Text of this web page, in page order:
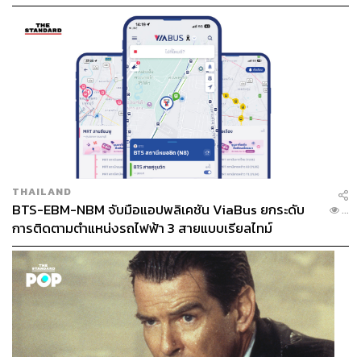
เฟส 2 มีเพียงพอ
THAILAND
BTS-EBM-NBM จับมือแอปพลิเคชัน ViaBus ยกระดับ
การติดตามตำแหน่งรถไฟฟ้า 3 สายแบบเรียลไทม์
...